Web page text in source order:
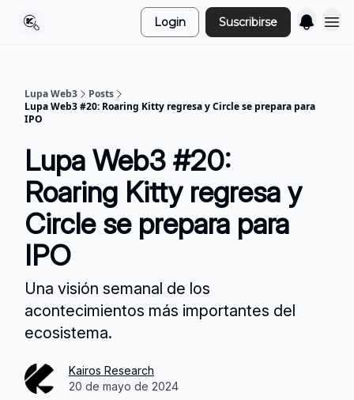
Login Suscribirse
Lupa Web3
Posts
Lupa Web3 #20: Roaring Kitty regresa y Circle se prepara para
IPO
Lupa Web3 #20:
Roaring Kitty regresa y
Circle se prepara para
IPO
Una visión semanal de los
acontecimientos más importantes del
ecosistema.
Kairos Research
20 de mayo de 2024